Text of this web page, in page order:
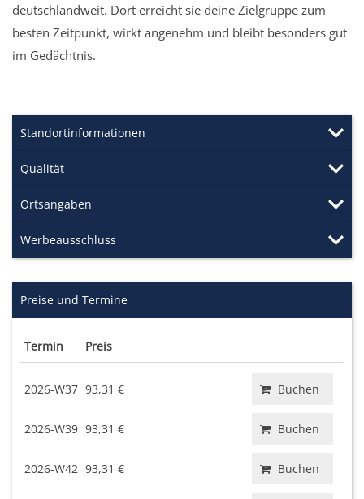
deutschlandweit. Dort erreicht sie deine Zielgruppe zum
besten Zeitpunkt, wirkt angenehm und bleibt besonders gut
im Gedächtnis.
Standortinformationen
Qualität
Ortsangaben
Werbeausschluss
Preise und Termine
Termin Preis
2026-W37 93,31 € Buchen
2026-W39 93,31 € Buchen
2026-W42 93,31 € Buchen